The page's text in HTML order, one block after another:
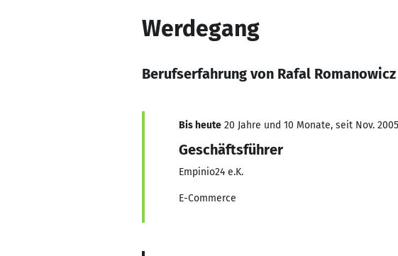
Werdegang
Berufserfahrung von Rafal Romanowicz
Bis heute 20 Jahre und 10 Monate, seit Nov. 2005
Geschäftsführer
Empinio24 e.K.
E-Commerce